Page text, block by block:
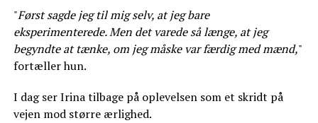
"Først sagde jeg til mig selv, at jeg bare
eksperimenterede. Men det varede så længe, at jeg
begyndte at tænke, om jeg måske var færdig med mænd,"
fortæller hun.
I dag ser Irina tilbage på oplevelsen som et skridt på
vejen mod større ærlighed.